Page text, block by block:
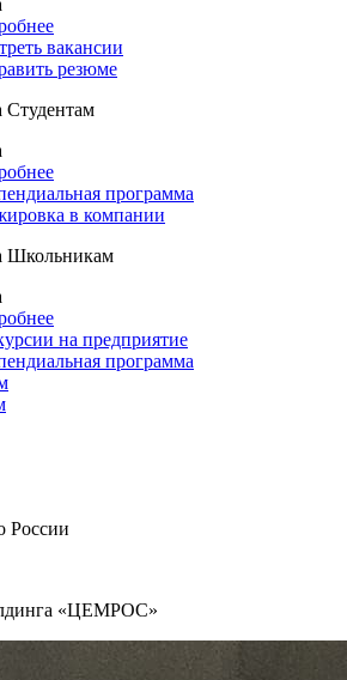
вакансии
резюме
Студентам
программа
в компании
Школьникам
на предприятие
программа
России
«ЦЕМРОС»